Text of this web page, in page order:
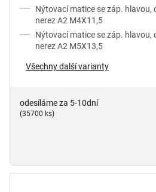
Nýtovací matice se záp. hlavou,
nerez A2 M4X11,5
Nýtovací matice se záp. hlavou,
nerez A2 M5X13,5
Všechny další varianty
odesíláme za 5-10dní
(35700 ks)